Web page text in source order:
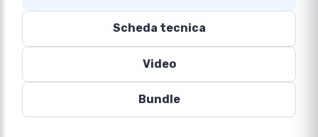
Scheda tecnica
Video
Bundle